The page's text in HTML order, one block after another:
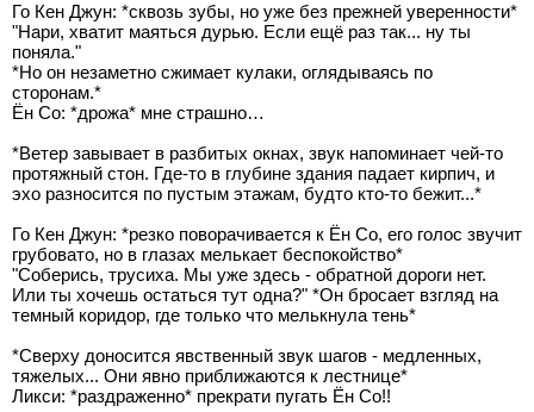
Го Кен Джун: *сквозь зубы, но уже без прежней уверенности*
"Нари, хватит маяться дурью. Если ещё раз так... ну ты
поняла."
*Но он незаметно сжимает кулаки, оглядываясь по
сторонам.*
Ён Со: *дрожа* мне страшно…
*Ветер завывает в разбитых окнах, звук напоминает чей-то
протяжный стон. Где-то в глубине здания падает кирпич, и
эхо разносится по пустым этажам, будто кто-то бежит...*
Го Кен Джун: *резко поворачивается к Ён Со, его голос звучит
грубовато, но в глазах мелькает беспокойство*
"Соберись, трусиха. Мы уже здесь - обратной дороги нет.
Или ты хочешь остаться тут одна?" *Он бросает взгляд на
темный коридор, где только что мелькнула тень*
*Сверху доносится явственный звук шагов - медленных,
тяжелых... Они явно приближаются к лестнице*
Ликси: *раздраженно* прекрати пугать Ён Со!!